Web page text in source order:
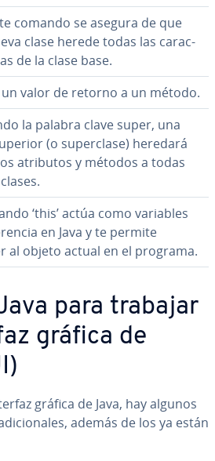
comando se asegura de que
clase herede todas las ca­ra­c­
de la clase base.
un valor de retorno a un método.
la palabra clave super, una
(o su­pe­r­cla­se) heredará
atributos y métodos a todas
‘this’ actúa como variables
en Java y te permite
al objeto actual en el programa.
para trabajar
gráfica de
gráfica de Java, hay algunos
además de los ya están